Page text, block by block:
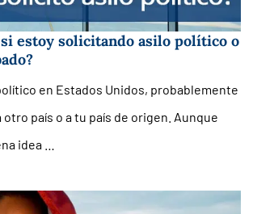
estoy solicitando asilo político o
en Estados Unidos, probablemente
país o a tu país de origen. Aunque
idea …